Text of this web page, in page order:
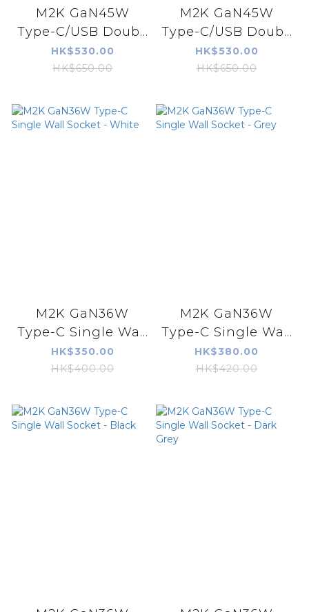
M2K GaN45W
Type-C/USB Doub...
HK$530.00
HK$650.00
M2K GaN45W
Type-C/USB Doub...
HK$530.00
HK$650.00
M2K GaN36W
Type-C Single Wa...
HK$350.00
HK$400.00
M2K GaN36W
Type-C Single Wa...
HK$380.00
HK$420.00